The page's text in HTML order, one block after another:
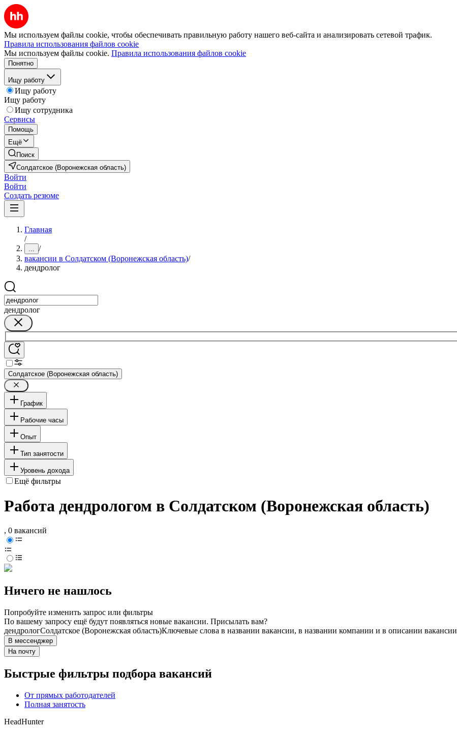
Мы используем файлы cookie, чтобы обеспечивать правильную работу нашего веб-сайта и анализировать сетевой трафик.
Правила использования файлов cookie
Мы используем файлы cookie. Правила использования файлов cookie
Понятно
Ищу работу
Ищу работу
Ищу работу
Ищу сотрудника
Сервисы
Помощь
Ещё
Поиск
Солдатское (Воронежская область)
Войти
Войти
Создать резюме
Главная
/
... /
вакансии в Солдатском (Воронежская область)/
дендролог
дендролог
Солдатское (Воронежская область)
График
Рабочие часы
Опыт
Тип занятости
Уровень дохода
Ещё фильтры
Работа дендрологом в Солдатском (Воронежская область)
, 0 вакансий
Ничего не нашлось
Попробуйте изменить запрос или фильтры
По вашему запросу ещё будут появляться новые вакансии. Присылать вам?
дендрологСолдатское (Воронежская область)Ключевые слова в названии вакансии, в названии компании и в описании вакансии
В мессенджер
На почту
Быстрые фильтры подбора вакансий
От прямых работодателей
Полная занятость
HeadHunter